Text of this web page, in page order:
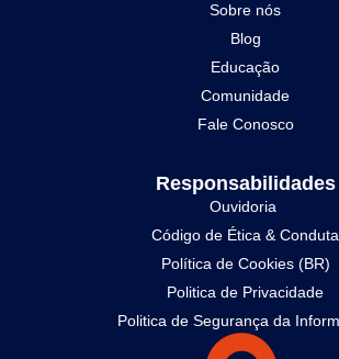
Sobre nós
Blog
Educação
Comunidade
Fale Conosco
Responsabilidades
Ouvidoria
Código de Ética & Conduta
Política de Cookies (BR)
Politica de Privacidade
Politica de Segurança da